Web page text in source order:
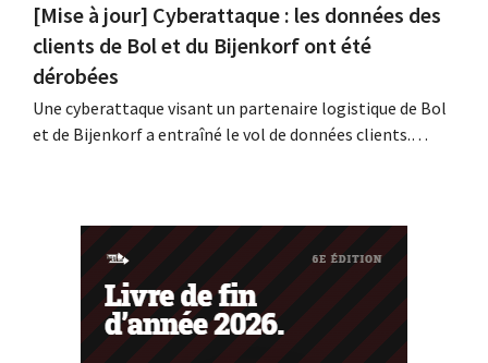
[Mise à jour] Cyberattaque : les données des
clients de Bol et du Bijenkorf ont été
dérobées
Une cyberattaque visant un partenaire logistique de Bol
et de Bijenkorf a entraîné le vol de données clients.